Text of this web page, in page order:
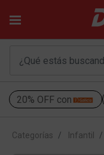
20% OFF con
Categorías Infantil